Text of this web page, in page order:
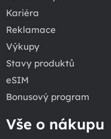
Kariéra
Reklamace
Výkupy
Stavy produktů
eSIM
Bonusový program
Vše o nákupu